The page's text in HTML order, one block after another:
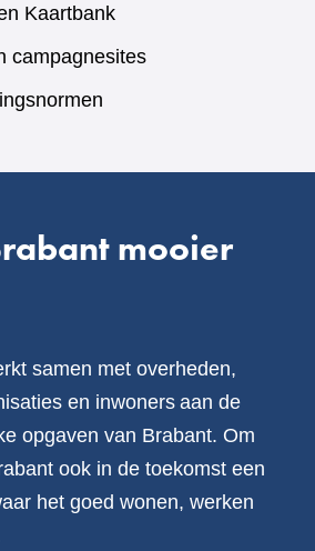
andere
website)
Kaartbank(verwijst
naar
campagnesites
mooier
samen met overheden,
en inwoners aan de
opgaven van Brabant. Om
ook in de toekomst een
het goed wonen, werken